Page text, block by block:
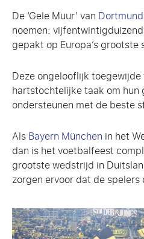
De ‘Gele Muur’ van Dortmund
noemen:
gepakt op Europa’s grootste
Deze ongelooflijk
hartstochtelijke taak om
ondersteunen met de beste
AlsBayern München in het
dan is het voetbalfeest
grootste wedstrijd in
zorgen ervoor dat de